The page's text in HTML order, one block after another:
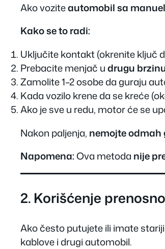
Ako voziteautomobil sa
Kako se to radi:
Uključite kontakt (okrenite ključ
Prebacite menjač udrugu
Zamolite 1–2 osobe da guraju
Kada vozilo krene da se kreće
Ako je sve u redu, motor će se
Nakon paljenja, nemojte
Napomena:Ova metoda nije
2. Korišćenje
Ako često putujete ili imate
kablove i drugi automobil.